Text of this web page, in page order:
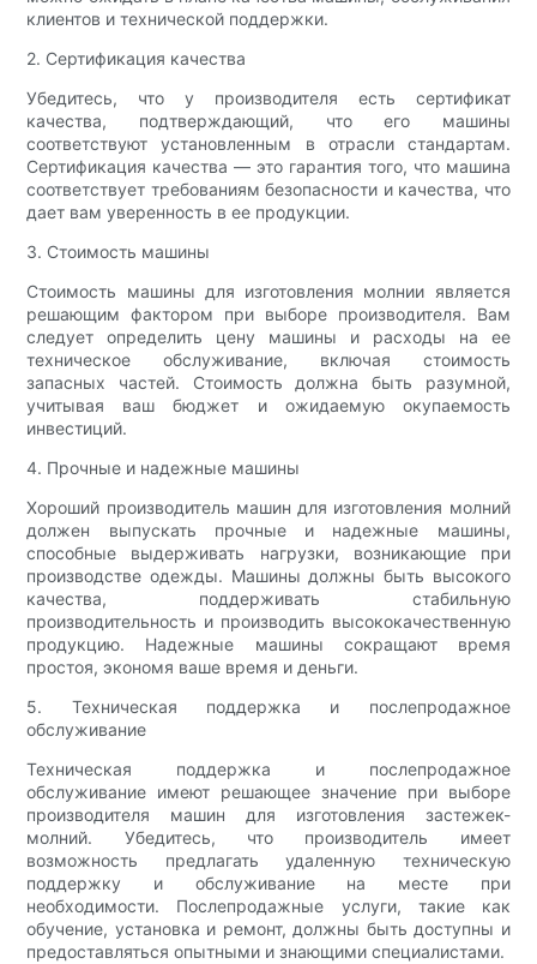
клиентов и технической поддержки.
2. Сертификация качества
Убедитесь, что у производителя есть сертификат
качества, подтверждающий, что его машины
соответствуют установленным в отрасли стандартам.
Сертификация качества — это гарантия того, что машина
соответствует требованиям безопасности и качества, что
дает вам уверенность в ее продукции.
3. Стоимость машины
Стоимость машины для изготовления молнии является
решающим фактором при выборе производителя. Вам
следует определить цену машины и расходы на ее
техническое обслуживание, включая стоимость
запасных частей. Стоимость должна быть разумной,
учитывая ваш бюджет и ожидаемую окупаемость
инвестиций.
4. Прочные и надежные машины
Хороший производитель машин для изготовления молний
должен выпускать прочные и надежные машины,
способные выдерживать нагрузки, возникающие при
производстве одежды. Машины должны быть высокого
качества, поддерживать стабильную
производительность и производить высококачественную
продукцию. Надежные машины сокращают время
простоя, экономя ваше время и деньги.
5. Техническая поддержка и послепродажное
обслуживание
Техническая поддержка и послепродажное
обслуживание имеют решающее значение при выборе
производителя машин для изготовления застежек-
молний. Убедитесь, что производитель имеет
возможность предлагать удаленную техническую
поддержку и обслуживание на месте при
необходимости. Послепродажные услуги, такие как
обучение, установка и ремонт, должны быть доступны и
предоставляться опытными и знающими специалистами.